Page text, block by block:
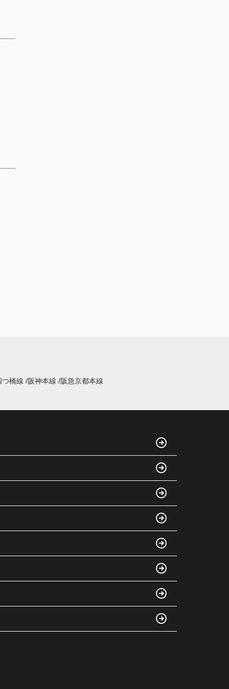
つ橋線 阪神本線 阪急京都本線